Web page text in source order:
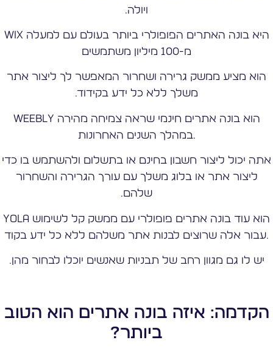
ויולה.
Wix היא בונה האתרים הפופולרי ביותר בעולם עם למעלה
מ-100 מיליון משתמשים
הוא מציע ממשק גרירה ושחרור המאפשר לך ליצור אתר
משלך ללא כל ידע בקידוד.
Weebly הוא בונה אתרים חינמי שראה צמיחה מהירה
במהלך השנים האחרונות.
אתה יכול ליצור חשבון בחינם או בתשלום ולהשתמש בו כדי
ליצור אתר או בלוג משלך עם עורך הגרירה והשחרור
שלהם.
Yola הוא עוד בונה אתרים פופולרי עם ממשק קל לשימוש
עבור אלה שרוצים לבנות אתר משלהם ללא כל ידע בקוד.
יש לו גם מגוון רחב של תבניות שאנשים יוכלו לבחור מהן.
הקדמה: איזה בונה אתרים הוא הטוב
ביותר?